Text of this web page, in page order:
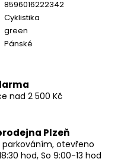
8596016222342
Cyklistika
green
Pánské
nad 2 500 Kč
Plzeň
otevřeno
hod, So 9:00-13 hod